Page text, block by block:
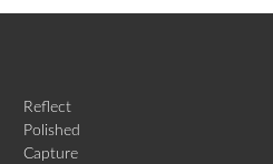
Reflect
Polished
Capture